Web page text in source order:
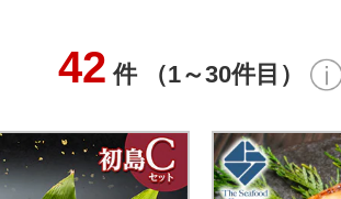
42 件 （1～30件目）